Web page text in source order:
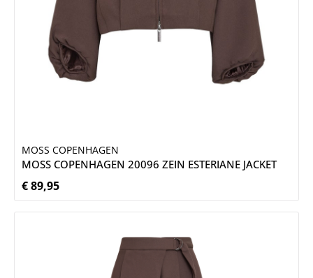
MOSS COPENHAGEN
MOSS COPENHAGEN 20096 ZEIN ESTERIANE JACKET
Normale prijs:
€ 89,95